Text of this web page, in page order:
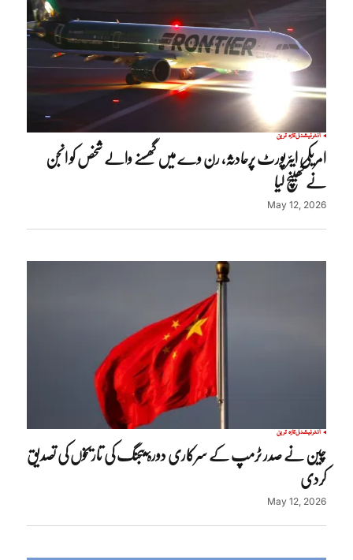
انٹرنیشنلتازہ ترین
امریکی ایئرپورٹ پرحادثہ، رن وے میں گھسنے والے شخص کو انجن
نے کھینچ لیا
May 12, 2026
انٹرنیشنلتازہ ترین
چین نے صدر ٹرمپ کے سرکاری دورۂ بیجنگ کی تاریخوں کی تصدیق
کردی
May 12, 2026